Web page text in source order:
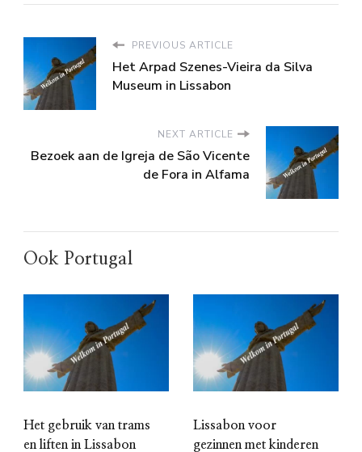
PREVIOUS ARTICLE
Het Arpad Szenes-Vieira da Silva
Museum in Lissabon
NEXT ARTICLE
Bezoek aan de Igreja de São Vicente
de Fora in Alfama
Ook Portugal
Het gebruik van trams
en liften in Lissabon
Lissabon voor
gezinnen met kinderen